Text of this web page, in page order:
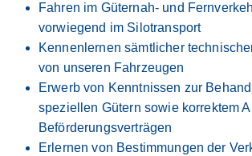
Fahren im Güternah- und
vorwiegend im Silotransport
Kennenlernen sämtlicher
von unseren Fahrzeugen
Erwerb von Kenntnissen zur
speziellen Gütern sowie korrektem
Beförderungsverträgen
Erlernen von Bestimmungen der